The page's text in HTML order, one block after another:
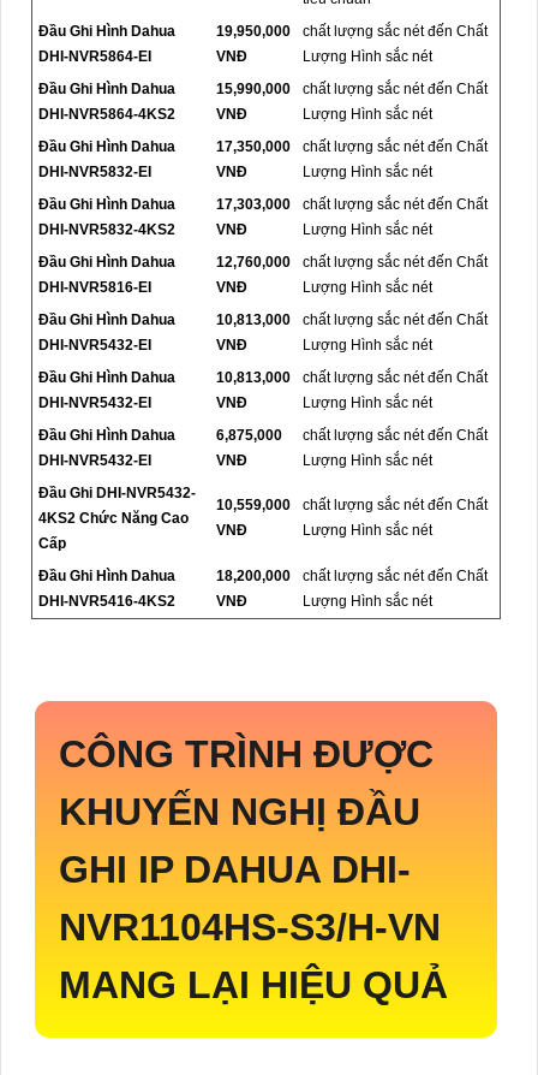
Đầu Ghi Hình Dahua
DHI-NVR5864-EI
19,950,000
VNĐ
chất lượng sắc nét đến Chất
Lượng Hình sắc nét
Đầu Ghi Hình Dahua
DHI-NVR5864-4KS2
15,990,000
VNĐ
chất lượng sắc nét đến Chất
Lượng Hình sắc nét
Đầu Ghi Hình Dahua
DHI-NVR5832-EI
17,350,000
VNĐ
chất lượng sắc nét đến Chất
Lượng Hình sắc nét
Đầu Ghi Hình Dahua
DHI-NVR5832-4KS2
17,303,000
VNĐ
chất lượng sắc nét đến Chất
Lượng Hình sắc nét
Đầu Ghi Hình Dahua
DHI-NVR5816-EI
12,760,000
VNĐ
chất lượng sắc nét đến Chất
Lượng Hình sắc nét
Đầu Ghi Hình Dahua
DHI-NVR5432-EI
10,813,000
VNĐ
chất lượng sắc nét đến Chất
Lượng Hình sắc nét
Đầu Ghi Hình Dahua
DHI-NVR5432-EI
10,813,000
VNĐ
chất lượng sắc nét đến Chất
Lượng Hình sắc nét
Đầu Ghi Hình Dahua
DHI-NVR5432-EI
6,875,000
VNĐ
chất lượng sắc nét đến Chất
Lượng Hình sắc nét
Đầu Ghi DHI-NVR5432-
4KS2 Chức Năng Cao
Cấp
10,559,000
VNĐ
chất lượng sắc nét đến Chất
Lượng Hình sắc nét
Đầu Ghi Hình Dahua
DHI-NVR5416-4KS2
18,200,000
VNĐ
chất lượng sắc nét đến Chất
Lượng Hình sắc nét
CÔNG TRÌNH ĐƯỢC
KHUYẾN NGHỊ ĐẦU
GHI IP DAHUA DHI-
NVR1104HS-S3/H-VN
MANG LẠI HIỆU QUẢ